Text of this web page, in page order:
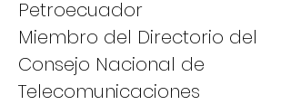
Petroecuador
Miembro del Directorio del
Consejo Nacional de
Telecomunicaciones